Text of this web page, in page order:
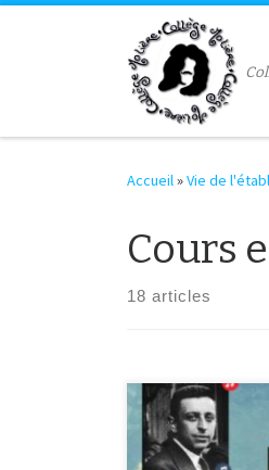
Passer au contenu
Accueil»Vie de
Cours
18 articles